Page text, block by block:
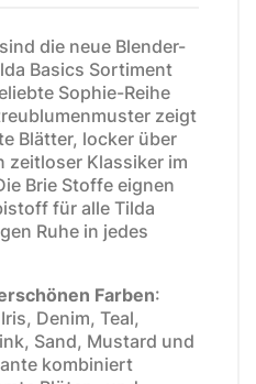
sind die neue Blender-
Basics Sortiment
Sophie-Reihe
zeigt
Blätter, locker über
zeitloser Klassiker im
Brie Stoffe eignen
für alle Tilda
Ruhe in jedes
Farben:
Denim, Teal,
Sand, Mustard und
kombiniert